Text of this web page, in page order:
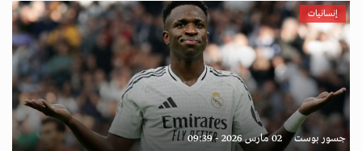
إنسانيات
جسور بوست 02 مارس 2026 - 09:39